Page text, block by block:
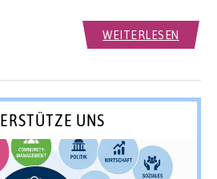
WEITERLESEN
UNS